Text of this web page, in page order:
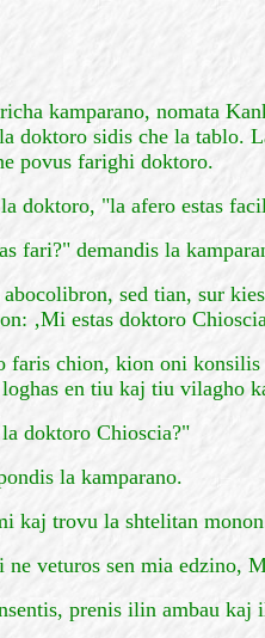
kamparano, nomata
doktoro sidis che la tablo.
povus farighi doktoro.
doktoro, "la afero estas
fari?" demandis la
abocolibron, sed tian, sur
‚Mi estas doktoro
faris chion, kion oni
en tiu kaj tiu vilagho
doktoro Chioscia?"
la kamparano.
kaj trovu la shtelitan
ne veturos sen mia edzino,
prenis ilin ambau